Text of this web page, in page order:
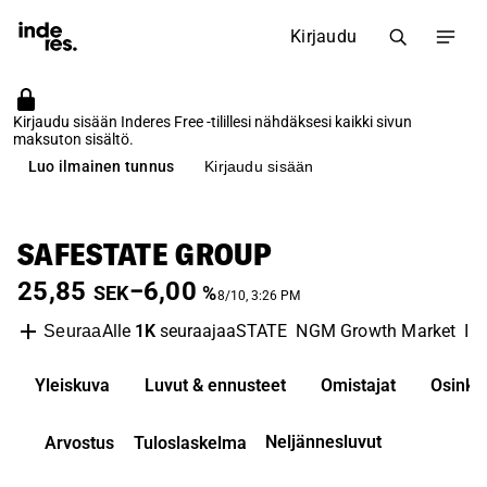
Kirjaudu
Kirjaudu sisään Inderes Free -tilillesi nähdäksesi kaikki sivun
maksuton sisältö.
Luo ilmainen tunnus
Kirjaudu sisään
SAFESTATE GROUP
25,85 SEK−6,00 %8/10, 3:26 PM
SeuraaAlle 1KseuraajaaSTATE NGM Growth Market IT
Yleiskuva Luvut & ennusteet Omistajat Osinko
Arvostus Tuloslaskelma Neljännesluvut